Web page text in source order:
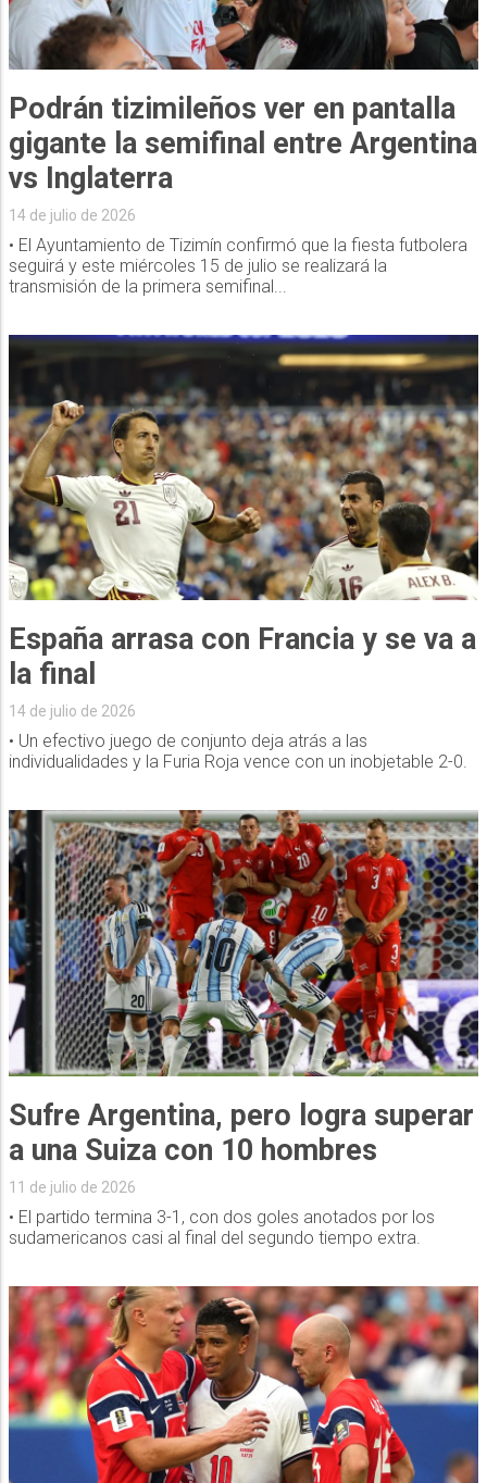
Podrán tizimileños ver en pantalla
gigante la semifinal entre Argentina
vs Inglaterra
14 de julio de 2026
• El Ayuntamiento de Tizimín confirmó que la fiesta futbolera
seguirá y este miércoles 15 de julio se realizará la
transmisión de la primera semifinal...
España arrasa con Francia y se va a
la final
14 de julio de 2026
• Un efectivo juego de conjunto deja atrás a las
individualidades y la Furia Roja vence con un inobjetable 2-0.
Sufre Argentina, pero logra superar
a una Suiza con 10 hombres
11 de julio de 2026
• El partido termina 3-1, con dos goles anotados por los
sudamericanos casi al final del segundo tiempo extra.